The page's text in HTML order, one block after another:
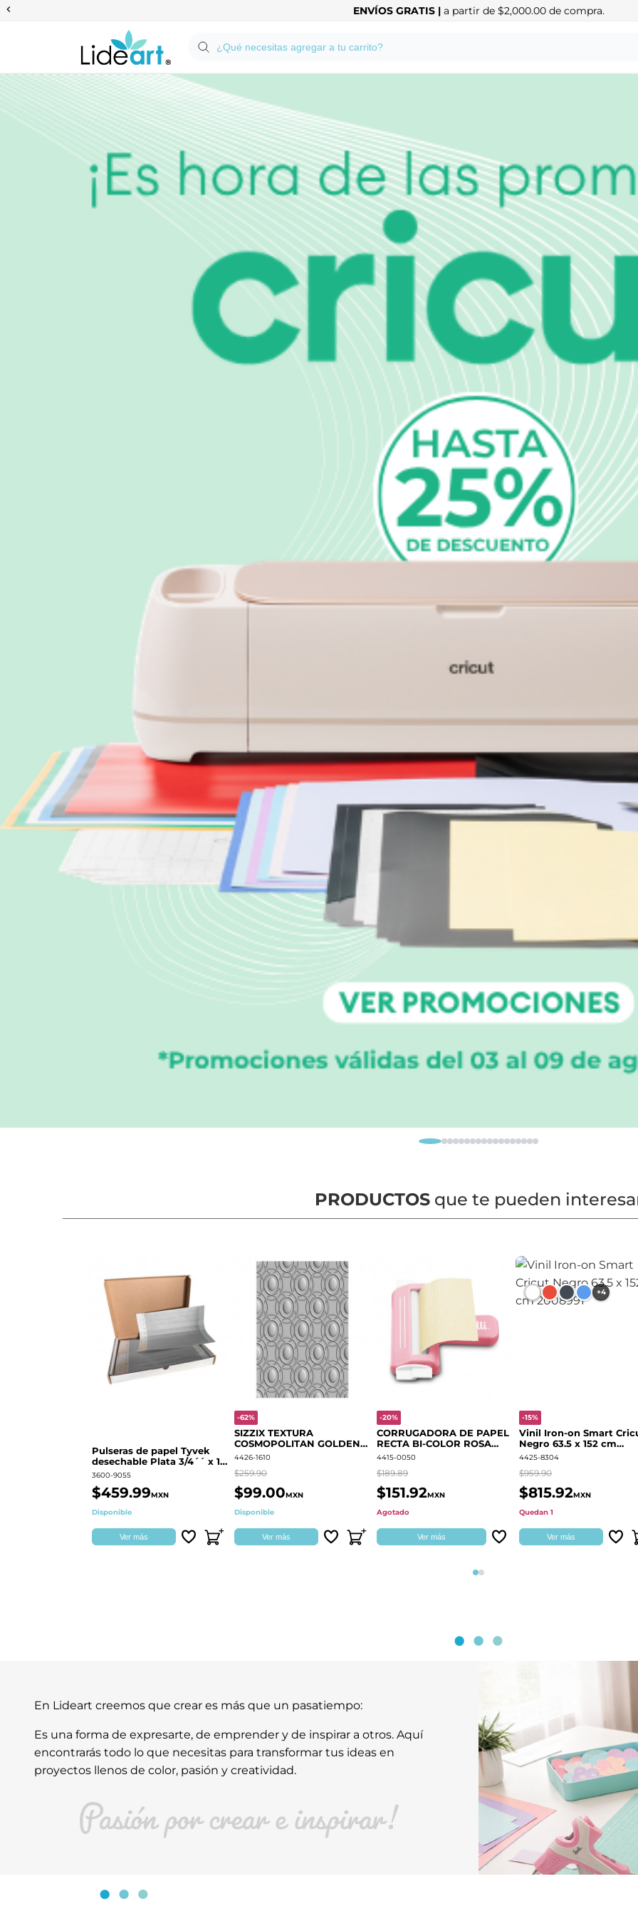
Anterior ENVÍOS GRATIS | a partir de $2,000.00 de compra.
PRODUCTOSque te pueden
Pulseras de papel Tyvek
desechable Plata 3/4´´ x 10
´´
3600-9055
$459.99MXN
Disponible
Ver más
-62%
SIZZIX TEXTURA
COSMOPOLITAN GOLDEN
RINGS S.PARK 666700
4426-1610
$259.90
$99.00MXN
Disponible
Ver más
-20%
CORRUGADORA DE PAPEL
RECTA BI-COLOR ROSA
QUELLI
4415-0050
$189.89
$151.92MXN
Agotado
Ver más
+4
-15%
Vinil Iron-on Smart
Negro 63.5 x 152 cm
2008991
4425-8304
$959.90
$815.92MXN
Quedan 1
Ver más
Página 1
Página 2
En Lideart creemos que crear es más que un pasatiempo:
Es una forma de expresarte, de emprender y de inspirar a otros. Aquí
encontrarás todo lo que necesitas para transformar tus ideas en
proyectos llenos de color, pasión y creatividad.